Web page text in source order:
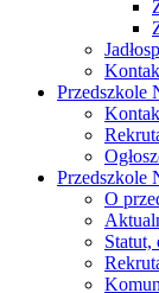
Przedszkole
Przedszkole
O
Statut,